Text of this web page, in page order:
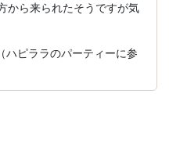
から来られたそうですが気
ピララのパーティーに参